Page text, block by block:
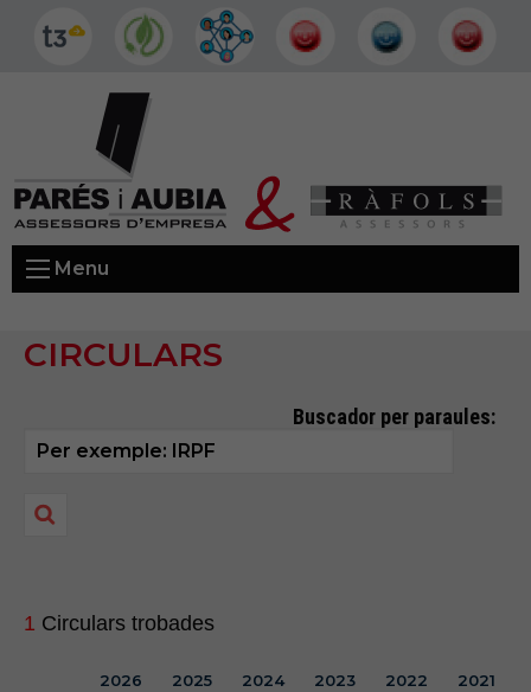
Menu
CIRCULARS
Buscador per paraules:
1 Circulars trobades
2026 2025 2024 2023 2022
2021